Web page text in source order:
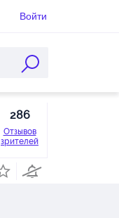
Войти
286
Отзывов
зрителей